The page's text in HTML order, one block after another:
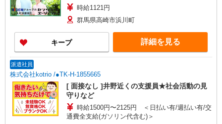
手伝いをメインに送迎、記録をお願いします
♪ 一般的なデイサービスの入浴、食事、排泄
介助業務はありません
時給1121円
群馬県高崎市浜川町
キープ 詳細を見る
派遣社員
株式会社kotrio /●TK-H-1855665
[ 面接なし ]井野近くの支援員★社会活動の見
守りなど
時給1500円〜2125円 ＜日払い有/週払い有/交
通費全支給(ガソリン代含む)＞